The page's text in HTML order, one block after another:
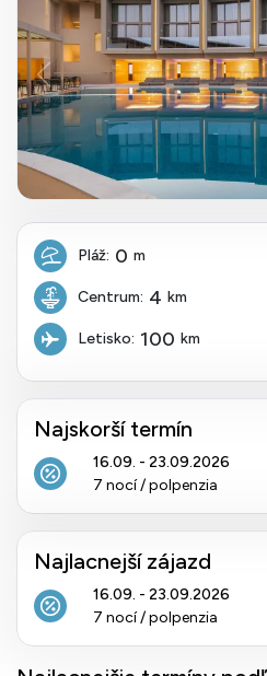
Pláž: 0 m
Centrum: 4 km
Letisko: 100 km
Najskorší termín
16.09. - 23.09.2026
7 nocí / polpenzia
Najlacnejší zájazd
16.09. - 23.09.2026
7 nocí / polpenzia